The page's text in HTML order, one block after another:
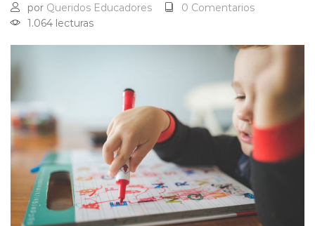
por Queridos Educadores
0 Comentarios
1.064 lecturas